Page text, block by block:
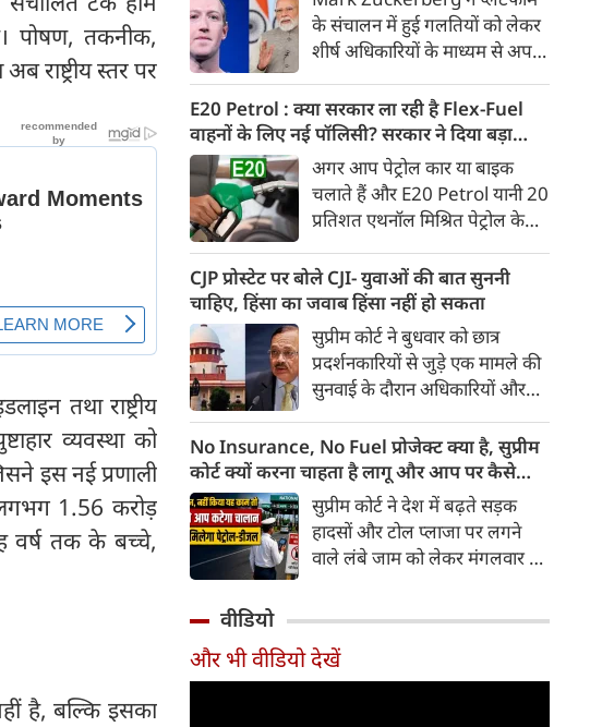
पोषण, तकनीक,
राष्ट्रीय स्तर पर
तथा राष्ट्रीय
व्यवस्था को
इस नई प्रणाली
1.56 करोड़
वर्ष तक के बच्चे,
है, बल्कि इसका
Konarc बताया गया है। कंपनी इसे
29 अगस्त 2026 को होने वाले
Ather Annual Community
Day के दौरान भारतीय बाजार में पेश
करेगी।
के संचालन में हुई गलतियों को लेकर
शीर्ष अधिकारियों के माध्यम से अपनी
बैठक के दौरान Meta ने यह भी
स्वीकार किया कि कुछ खास तरह के
कंटेंट को ज्यादा लोगों तक पहुंचाने के
लिए बड़ी रकम का भुगतान किया
गया था। सूत्र के मुताबिक, Meta ने
गलती स्वीकार करते हुए माफी मांगी
और इस पर अफसोस जताया।
E20 Petrol : क्या सरकार ला रही है Flex-Fuel
वाहनों के लिए नई पॉलिसी? सरकार ने दिया बड़ा
अपडेट
अगर आप पेट्रोल कार या बाइक
चलाते हैं और E20 Petrol यानी 20
प्रतिशत एथनॉल मिश्रित पेट्रोल के
आपके लिए बड़ी खबर है। भारी
उद्योग मंत्रालय ने स्पष्ट किया है कि
20 प्रतिशत से अधिक एथनॉल
मिश्रित ईंधन पर चलने वाले Flex-
Fuel वाहनों को बढ़ावा देने के लिए
सरकार ने अलग से कोई राष्ट्रीय नीति
नहीं बनाई है। मंत्रालय ने यह भी स्पष्ट
किया कि Flex-Fuel और Electric
Vehicles को प्रोत्साहित करने को
लेकर उसने फिलहाल कोई अलग
अध्ययन नहीं कराया है।
CJP प्रोस्टेट पर बोले CJI- युवाओं की बात सुननी
चाहिए, हिंसा का जवाब हिंसा नहीं हो सकता
सुप्रीम कोर्ट ने बुधवार को छात्र
प्रदर्शनकारियों से जुड़े एक मामले की
सुनवाई के दौरान अधिकारियों और
दी। कोर्ट ने कहा कि युवा छात्रों के
विरोध प्रदर्शन के दौरान हिंसा रोकने के
लिए अगर हिंसक तरीके अपनाए गए,
तो इससे स्थिति और बिगड़ सकती है।
No Insurance, No Fuel प्रोजेक्ट क्या है, सुप्रीम
कोर्ट क्यों करना चाहता है लागू और आप पर कैसे
पड़ेगा असर
सुप्रीम कोर्ट ने देश में बढ़ते सड़क
हादसों और टोल प्लाजा पर लगने
वाले लंबे जाम को लेकर मंगलवार को
निर्देश दिया है। इसके तहत पारंपरिक
टोल प्लाजा की जगह Automatic
वीडियो
और भी वीडियो देखें